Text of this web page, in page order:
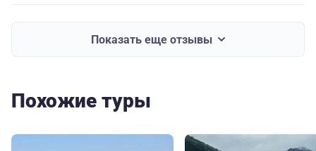
Показать еще отзывы
Похожие туры